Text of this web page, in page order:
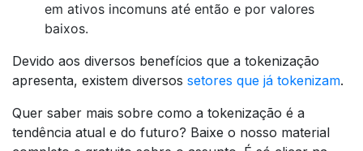
em ativos incomuns até então e por valores
baixos.
Devido aos diversos benefícios que a tokenização
apresenta, existem diversos setores que já tokenizam.
Quer saber mais sobre como a tokenização é a
tendência atual e do futuro? Baixe o nosso material